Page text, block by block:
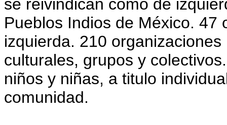
se reivindican como de
Pueblos Indios de México. 47
izquierda. 210
culturales, grupos y
niños y niñas, a titulo
comunidad.